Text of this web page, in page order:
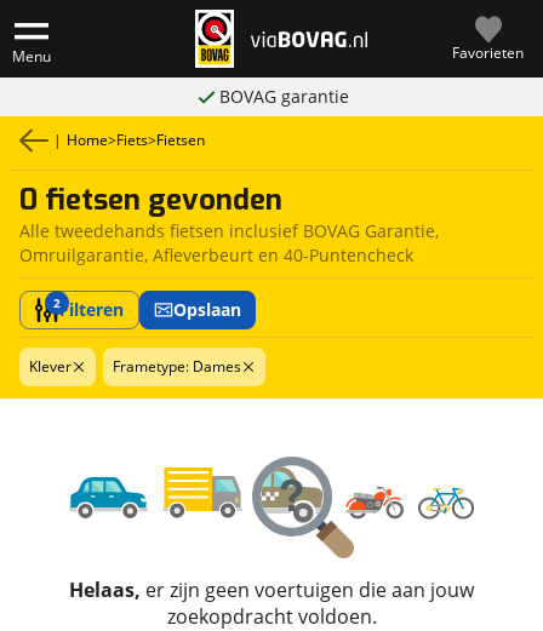
Menu Favorieten
BOVAG garantie
| Home>Fiets>Fietsen
0 fietsen gevonden
Alle tweedehands fietsen inclusief BOVAG Garantie,
Omruilgarantie, Afleverbeurt en 40-Puntencheck
2Filteren Opslaan
Klever Frametype: Dames
Helaas, er zijn geen voertuigen die aan jouw
zoekopdracht voldoen.